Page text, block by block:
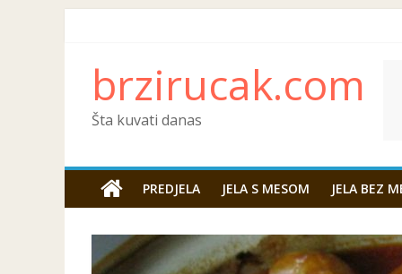
brzirucak.com
Šta kuvati danas
PREDJELA JELA S MESOM JELA BEZ